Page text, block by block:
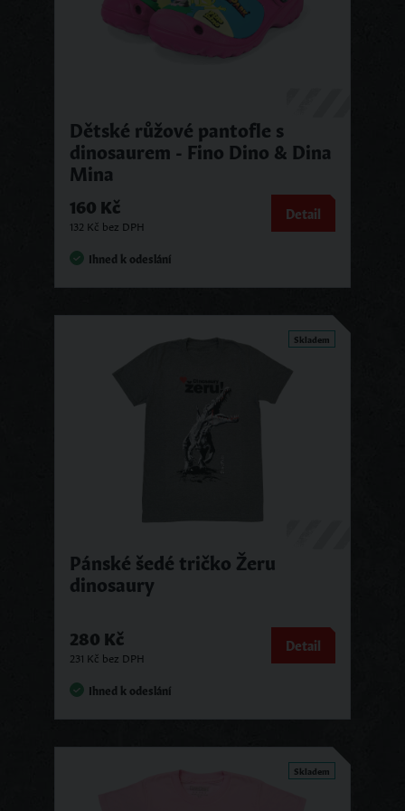
Dětské růžové pantofle s
dinosaurem - Fino Dino & Dina
Mina
160 Kč
132 Kč bez DPH
Detail
Ihned k odeslání
Skladem
Pánské šedé tričko Žeru
dinosaury
280 Kč
231 Kč bez DPH
Detail
Ihned k odeslání
Skladem